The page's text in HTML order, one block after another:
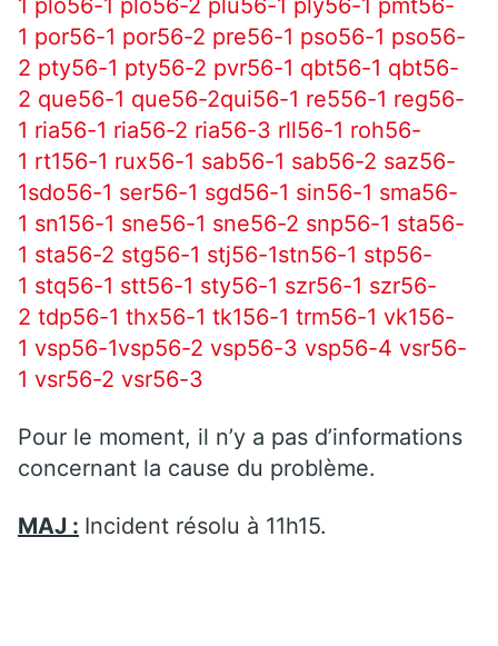
1 plo56-1 plo56-2 plu56-1 ply56-1 pmt56-
1 por56-1 por56-2 pre56-1 pso56-1 pso56-
2 pty56-1 pty56-2 pvr56-1 qbt56-1 qbt56-
2 que56-1 que56-2qui56-1 re556-1 reg56-
1 ria56-1 ria56-2 ria56-3 rll56-1 roh56-
1 rt156-1 rux56-1 sab56-1 sab56-2 saz56-
1sdo56-1 ser56-1 sgd56-1 sin56-1 sma56-
1 sn156-1 sne56-1 sne56-2 snp56-1 sta56-
1 sta56-2 stg56-1 stj56-1stn56-1 stp56-
1 stq56-1 stt56-1 sty56-1 szr56-1 szr56-
2 tdp56-1 thx56-1 tk156-1 trm56-1 vk156-
1 vsp56-1vsp56-2 vsp56-3 vsp56-4 vsr56-
1 vsr56-2 vsr56-3
Pour le moment, il n’y a pas d’informations
concernant la cause du problème.
MAJ : Incident résolu à 11h15.